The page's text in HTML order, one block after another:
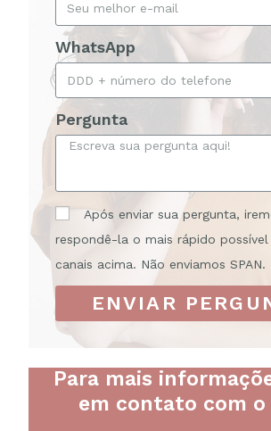
WhatsApp
Pergunta
Após enviar sua pergunta,
respondê-la o mais rápido
canais acima. Não enviamos SPAN.
ENVIAR
Para mais
em contato com o